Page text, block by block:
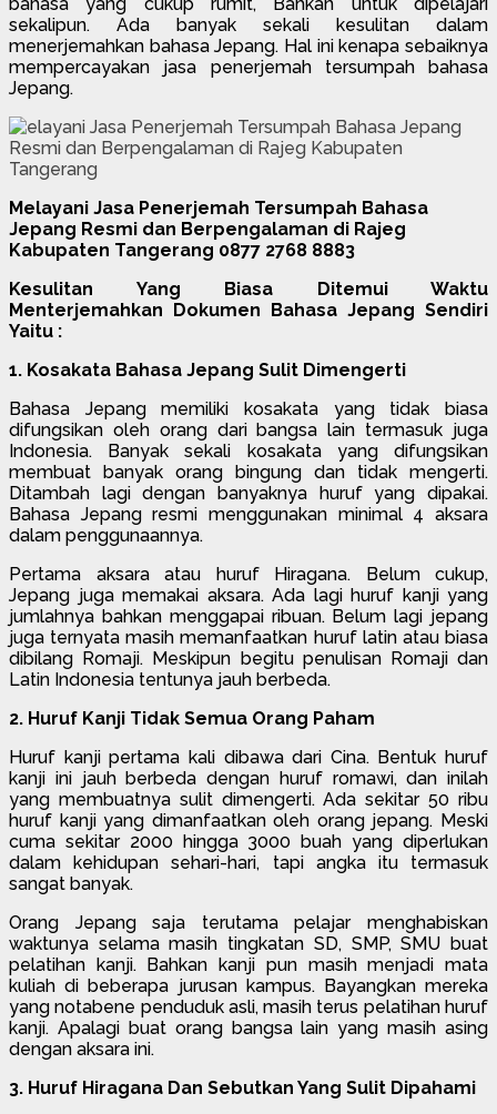
sekalipun. Ada banyak sekali kesulitan dalam
menerjemahkan bahasa Jepang. Hal ini kenapa sebaiknya
mempercayakan jasa penerjemah tersumpah bahasa
Jepang.
Melayani Jasa Penerjemah Tersumpah Bahasa
Jepang Resmi dan Berpengalaman di Rajeg
Kabupaten Tangerang 0877 2768 8883
Kesulitan Yang Biasa Ditemui Waktu
Menterjemahkan Dokumen Bahasa Jepang Sendiri
Yaitu :
1. Kosakata Bahasa Jepang Sulit Dimengerti
Bahasa Jepang memiliki kosakata yang tidak biasa
difungsikan oleh orang dari bangsa lain termasuk juga
Indonesia. Banyak sekali kosakata yang difungsikan
membuat banyak orang bingung dan tidak mengerti.
Ditambah lagi dengan banyaknya huruf yang dipakai.
Bahasa Jepang resmi menggunakan minimal 4 aksara
dalam penggunaannya.
Pertama aksara atau huruf Hiragana. Belum cukup,
Jepang juga memakai aksara. Ada lagi huruf kanji yang
jumlahnya bahkan menggapai ribuan. Belum lagi jepang
juga ternyata masih memanfaatkan huruf latin atau biasa
dibilang Romaji. Meskipun begitu penulisan Romaji dan
Latin Indonesia tentunya jauh berbeda.
2. Huruf Kanji Tidak Semua Orang Paham
Huruf kanji pertama kali dibawa dari Cina. Bentuk huruf
kanji ini jauh berbeda dengan huruf romawi, dan inilah
yang membuatnya sulit dimengerti. Ada sekitar 50 ribu
huruf kanji yang dimanfaatkan oleh orang jepang. Meski
cuma sekitar 2000 hingga 3000 buah yang diperlukan
dalam kehidupan sehari-hari, tapi angka itu termasuk
sangat banyak.
Orang Jepang saja terutama pelajar menghabiskan
waktunya selama masih tingkatan SD, SMP, SMU buat
pelatihan kanji. Bahkan kanji pun masih menjadi mata
kuliah di beberapa jurusan kampus. Bayangkan mereka
yang notabene penduduk asli, masih terus pelatihan huruf
kanji. Apalagi buat orang bangsa lain yang masih asing
dengan aksara ini.
3. Huruf Hiragana Dan Sebutkan Yang Sulit Dipahami